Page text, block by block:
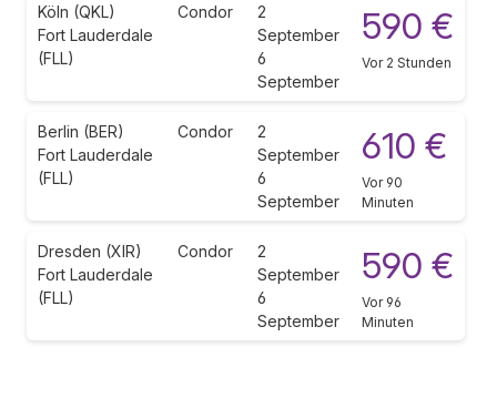
Köln (QKL)
Fort Lauderdale
(FLL)
Condor
2
September
6
September
590 €
Vor 2 Stunden
Berlin (BER)
Fort Lauderdale
(FLL)
Condor
2
September
6
September
610 €
Vor 90
Minuten
Dresden (XIR)
Fort Lauderdale
(FLL)
Condor
2
September
6
September
590 €
Vor 96
Minuten